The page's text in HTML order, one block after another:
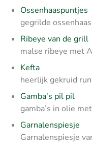
Ossenhaaspuntjes
gegrilde
Ribeye van de grill
malse ribeye met
Kefta
heerlijk gekruid
Gamba's pil pil
gamba’s in olie
Garnalenspiesje
Garnalenspiesje